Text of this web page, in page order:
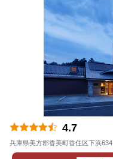
4.7
兵庫県美方郡香美町香住区下浜634